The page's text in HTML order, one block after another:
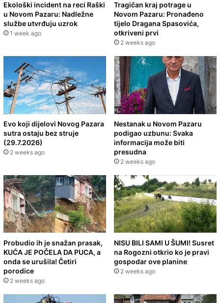
Ekološki incident na reci Raški
u Novom Pazaru: Nadležne
službe utvrđuju uzrok
1 week ago
Tragičan kraj potrage u
Novom Pazaru: Pronađeno
tijelo Dragana Spasovića,
otkriveni prvi
2 weeks ago
Evo koji dijelovi Novog Pazara
sutra ostaju bez struje
(29.7.2026)
2 weeks ago
Nestanak u Novom Pazaru
podigao uzbunu: Svaka
informacija može biti
presudna
2 weeks ago
Probudio ih je snažan prasak,
KUĆA JE POČELA DA PUCA, a
onda se urušila! Četiri
porodice
2 weeks ago
NISU BILI SAMI U ŠUMI! Susret
na Rogozni otkrio ko je pravi
gospodar ove planine
2 weeks ago